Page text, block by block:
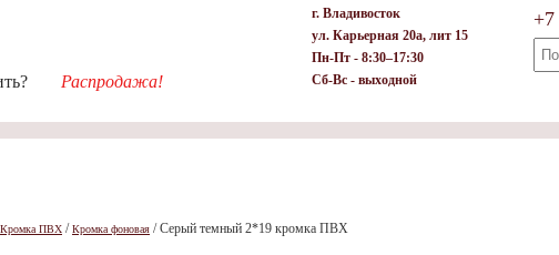
Распродажа!
г. Владивосток
ул. Карьерная 20а, лит 15
Пн-Пт - 8:30–17:30
Сб-Вс - выходной
+7
Кромка ПВХ /Кромка фоновая /Серый темный 2*19 кромка ПВХ